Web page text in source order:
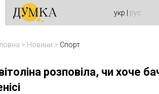
укр рус
> Новини > Спорт
розповіла, чи хоче